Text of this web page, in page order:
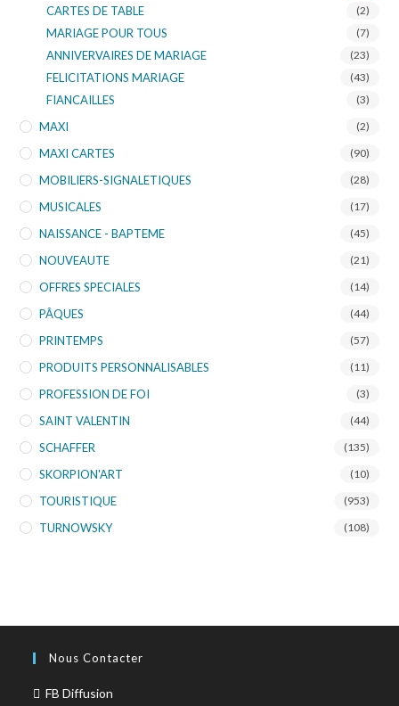
CARTES DE TABLE (2)
MARIAGE POUR TOUS (7)
ANNIVERVAIRES DE MARIAGE (23)
FELICITATIONS MARIAGE (43)
FIANCAILLES (3)
MAXI (2)
MAXI CARTES (90)
MOBILIERS-SIGNALETIQUES (28)
MUSICALES (17)
NAISSANCE - BAPTEME (45)
NOUVEAUTE (21)
OFFRES SPECIALES (14)
PÂQUES (44)
PRINTEMPS (57)
PRODUITS PERSONNALISABLES (11)
PROFESSION DE FOI (3)
SAINT VALENTIN (44)
SCHAFFER (135)
SKORPION'ART (10)
TOURISTIQUE (953)
TURNOWSKY (108)
Nous Contacter
FB Diffusion